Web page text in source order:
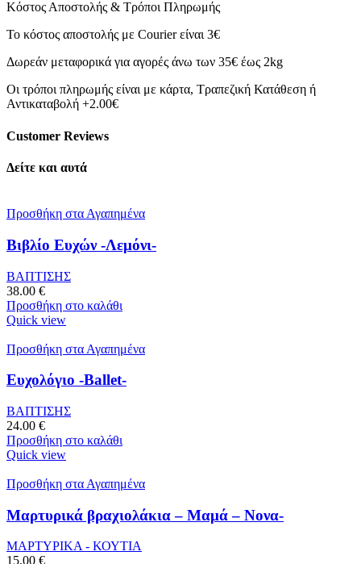
Κόστος Αποστολής & Τρόποι Πληρωμής
Το κόστος αποστολής με Courier είναι 3€
Δωρεάν μεταφορικά για αγορές άνω των 35€ έως 2kg
Οι τρόποι πληρωμής είναι με κάρτα, Τραπεζική Κατάθεση ή
Αντικαταβολή +2.00€
Customer Reviews
Δείτε και αυτά
Προσθήκη στα Αγαπημένα
Βιβλίο Ευχών -Λεμόνι-
ΒΑΠΤΙΣΗΣ
38.00 €
Προσθήκη στο καλάθι
Quick view
Προσθήκη στα Αγαπημένα
Ευχολόγιο -Ballet-
ΒΑΠΤΙΣΗΣ
24.00 €
Προσθήκη στο καλάθι
Quick view
Προσθήκη στα Αγαπημένα
Μαρτυρικά βραχιολάκια – Μαμά – Νονα-
ΜΑΡΤΥΡΙΚΑ - ΚΟΥΤΙΑ
15.00 €